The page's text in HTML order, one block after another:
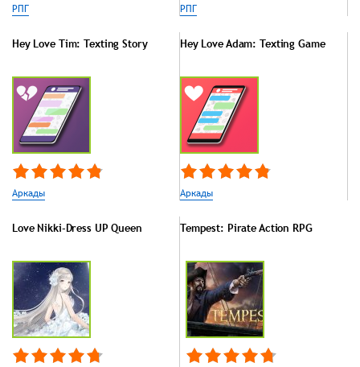
РПГ РПГ
Hey Love Tim: Texting Story
Аркады
Hey Love Adam: Texting Game
Аркады
Love Nikki-Dress UP Queen Tempest: Pirate Action RPG